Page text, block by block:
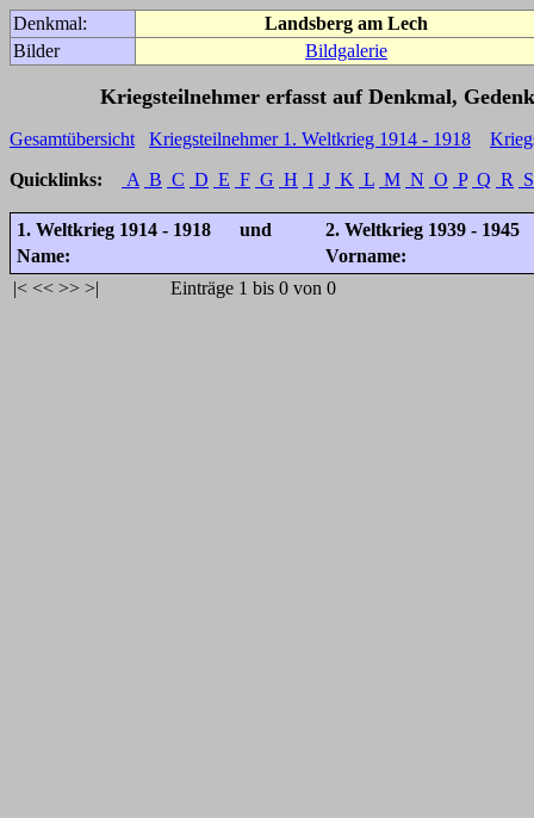
Denkmal:
Landsberg am Lech
Bilder
Bildgalerie
Kriegsteilnehmer erfasst auf Denkmal,
Gesamtübersicht Kriegsteilnehmer 1. Weltkrieg 1914 - 1918
Quicklinks:
A B C D E F G H I J K L M N O P Q R S
1. Weltkrieg 1914 - 1918 und
2. Weltkrieg 1939 - 1945
Name:
Vorname:
|< << >> >| Einträge 1 bis 0 von 0